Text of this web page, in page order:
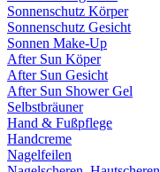
Sonnenschutz Körper
Sonnenschutz Gesicht
Sonnen Make-Up
After Sun Köper
After Sun Gesicht
After Sun Shower Gel
Selbstbräuner
Hand & Fußpflege
Handcreme
Nagelfeilen